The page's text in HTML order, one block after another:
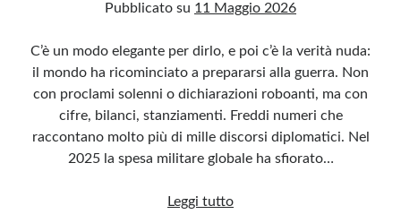
Pubblicato su 11 Maggio 2026
C’è un modo elegante per dirlo, e poi c’è la verità nuda:
il mondo ha ricominciato a prepararsi alla guerra. Non
con proclami solenni o dichiarazioni roboanti, ma con
cifre, bilanci, stanziamenti. Freddi numeri che
raccontano molto più di mille discorsi diplomatici. Nel
2025 la spesa militare globale ha sfiorato…
Leggi tuttoIl